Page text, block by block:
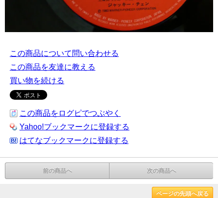
この商品について問い合わせる
この商品を友達に教える
買い物を続ける
この商品をログピでつぶやく
Yahoo!ブックマークに登録する
はてなブックマークに登録する
前の商品へ 次の商品へ
ページの先頭へ戻る